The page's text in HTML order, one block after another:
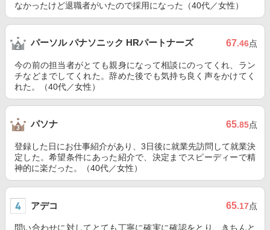
なかったけど退職者がいたので採用になった（40代／女性）
パーソル パナソニック HRパートナーズ 67.46点
今の前の担当者がとても親身になって相談にのってくれ、ラン
チなどまでしてくれた。辞めた後でも気持ち良く声をかけてく
れた。（40代／女性）
パソナ 65.85点
登録した日にお仕事紹介があり、3日後に就業先訪問して就業決
定した。希望条件にあった紹介で、決定までスピーディーで精
神的に楽だった。（40代／女性）
アデコ 65.17点
問い合わせに対してとても丁寧に確実に確認をとり、きちんと